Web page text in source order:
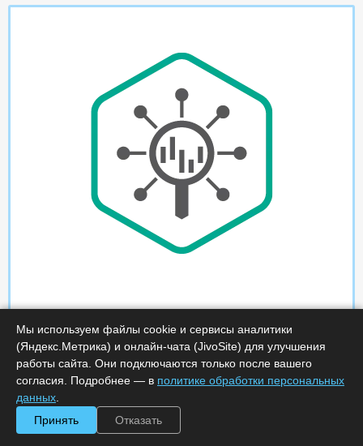
Мы используем файлы cookie и сервисы аналитики
(Яндекс.Метрика) и онлайн-чата (JivoSite) для улучшения
работы сайта. Они подключаются только после вашего
согласия. Подробнее — в политике обработки персональных
данных
Принять
Отказать